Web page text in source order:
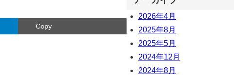
Copy
2026年4月
2025年8月
2025年5月
2024年12月
2024年8月